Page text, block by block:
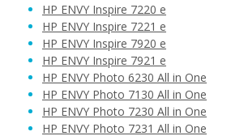
49,90 €
Pridať do košíka
HP ENVY Inspire 7220 e
HP ENVY Inspire 7221 e
HP ENVY Inspire 7920 e
HP ENVY Inspire 7921 e
HP ENVY Photo 6230 All in One
HP ENVY Photo 7130 All in One
HP ENVY Photo 7230 All in One
HP ENVY Photo 7231 All in One